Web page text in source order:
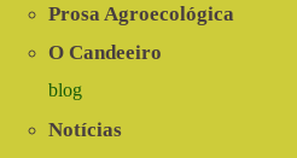
Prosa Agroecológica
O Candeeiro
blog
Notícias